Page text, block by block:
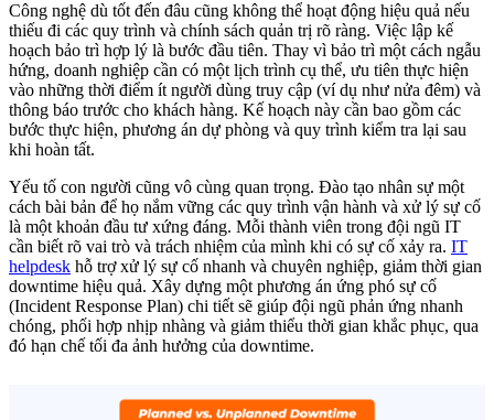
Công nghệ dù tốt đến đâu cũng không thể hoạt động hiệu quả nếu
thiếu đi các quy trình và chính sách quản trị rõ ràng. Việc lập kế
hoạch bảo trì hợp lý là bước đầu tiên. Thay vì bảo trì một cách ngẫu
hứng, doanh nghiệp cần có một lịch trình cụ thể, ưu tiên thực hiện
vào những thời điểm ít người dùng truy cập (ví dụ như nửa đêm) và
thông báo trước cho khách hàng. Kế hoạch này cần bao gồm các
bước thực hiện, phương án dự phòng và quy trình kiểm tra lại sau
khi hoàn tất.
Yếu tố con người cũng vô cùng quan trọng. Đào tạo nhân sự một
cách bài bản để họ nắm vững các quy trình vận hành và xử lý sự cố
là một khoản đầu tư xứng đáng. Mỗi thành viên trong đội ngũ IT
cần biết rõ vai trò và trách nhiệm của mình khi có sự cố xảy ra. IT
helpdesk hỗ trợ xử lý sự cố nhanh và chuyên nghiệp, giảm thời gian
downtime hiệu quả. Xây dựng một phương án ứng phó sự cố
(Incident Response Plan) chi tiết sẽ giúp đội ngũ phản ứng nhanh
chóng, phối hợp nhịp nhàng và giảm thiểu thời gian khắc phục, qua
đó hạn chế tối đa ảnh hưởng của downtime.